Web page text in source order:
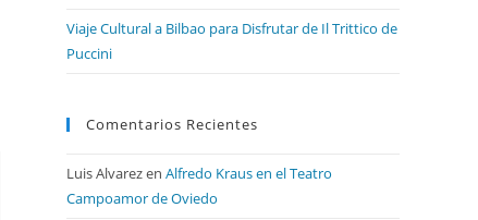
Viaje Cultural a Bilbao para Disfrutar de Il Trittico de
Puccini
Comentarios Recientes
Luis Alvarezen Alfredo Kraus en el Teatro
Campoamor de Oviedo